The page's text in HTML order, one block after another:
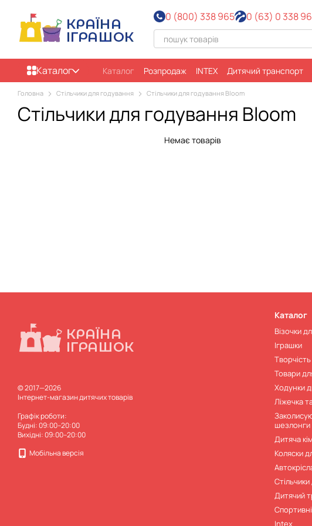
0 (800) 338 965 0 (63) 0 338
Каталог Каталог Розпродаж INTEX Дитячий транспорт
Про нас
Оплата і доставка Обмін та
Відгуки про магазин
Головна Стільчики для годування Стільчики для годування Bloom
Стільчики для годування Bloom
Немає товарів
© 2017—2026
Інтернет-магазин дитячих товарів
Графік роботи:
Будні: 09:00–20:00
Вихідні: 09:00–20:00
Мобільна версія
Каталог
Візочки
Іграшки
Творчість
Товари
Ходунки
Ліжечка
шезлонги
Дитячa
Коляски
Дитячий
Intex